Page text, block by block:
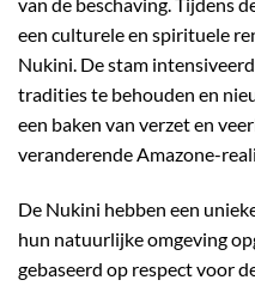
een culturele en spirituele
Nukini. De stam
tradities te behouden en
een baken van verzet en
veranderende Amazone-
De Nukini hebben een
hun natuurlijke omgeving
gebaseerd op respect voor